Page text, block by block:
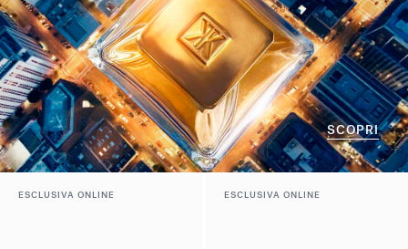
SCOPRI
ESCLUSIVA ONLINE ESCLUSIVA ONLINE